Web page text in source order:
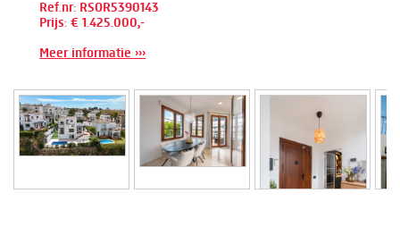
Ref.nr: RSOR5390143
Prijs: € 1.425.000,-
Meer informatie ›››